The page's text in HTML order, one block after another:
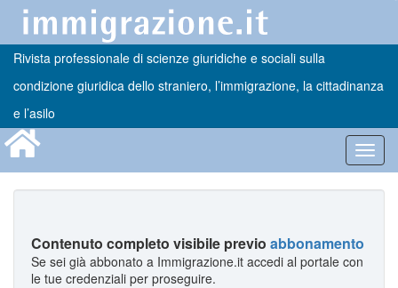
Rivista professionale di scienze giuridiche e sociali sulla
condizione giuridica dello straniero, l’immigrazione, la cittadinanza
e l’asilo
Contenuto completo visibile previo abbonamento
Se sei già abbonato a Immigrazione.it accedi al portale con
le tue credenziali per proseguire.